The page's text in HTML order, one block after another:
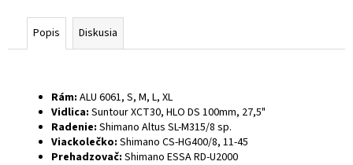
Popis Diskusia
Rám: ALU 6061, S, M, L, XL
Vidlica: Suntour XCT30, HLO DS 100mm, 27,5"
Radenie: Shimano Altus SL-M315/8 sp.
Viackolečko: Shimano CS-HG400/8, 11-45
Prehadzovač: Shimano ESSA RD-U2000